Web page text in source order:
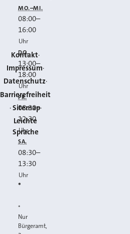
Kontakt
Impressum
Datenschutz
Barrierefreiheit
Sitemap
Leichte
Sprache
MO.–MI.
08:00–
16:00
Uhr
DO.
13:00–
18:00
Uhr
FR.
08:30–
12:30
Uhr
SA.
08:30–
13:30
Uhr
*
*
Nur
Bürgeramt,